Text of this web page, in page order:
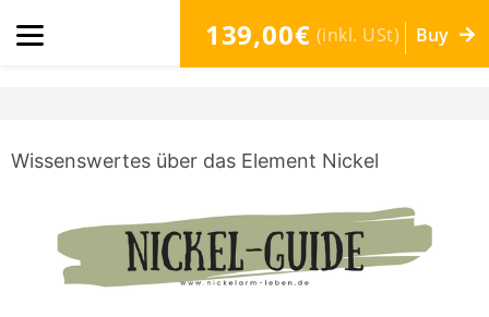
139,00€ (inkl. USt) Buy
Wissenswertes über das Element Nickel